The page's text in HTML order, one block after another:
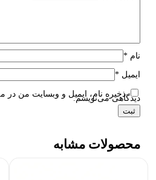
نام *
ایمیل *
ذخیره نام، ایمیل و وبسایت من در
دیدگاهی می‌نویسم.
محصولات مشابه